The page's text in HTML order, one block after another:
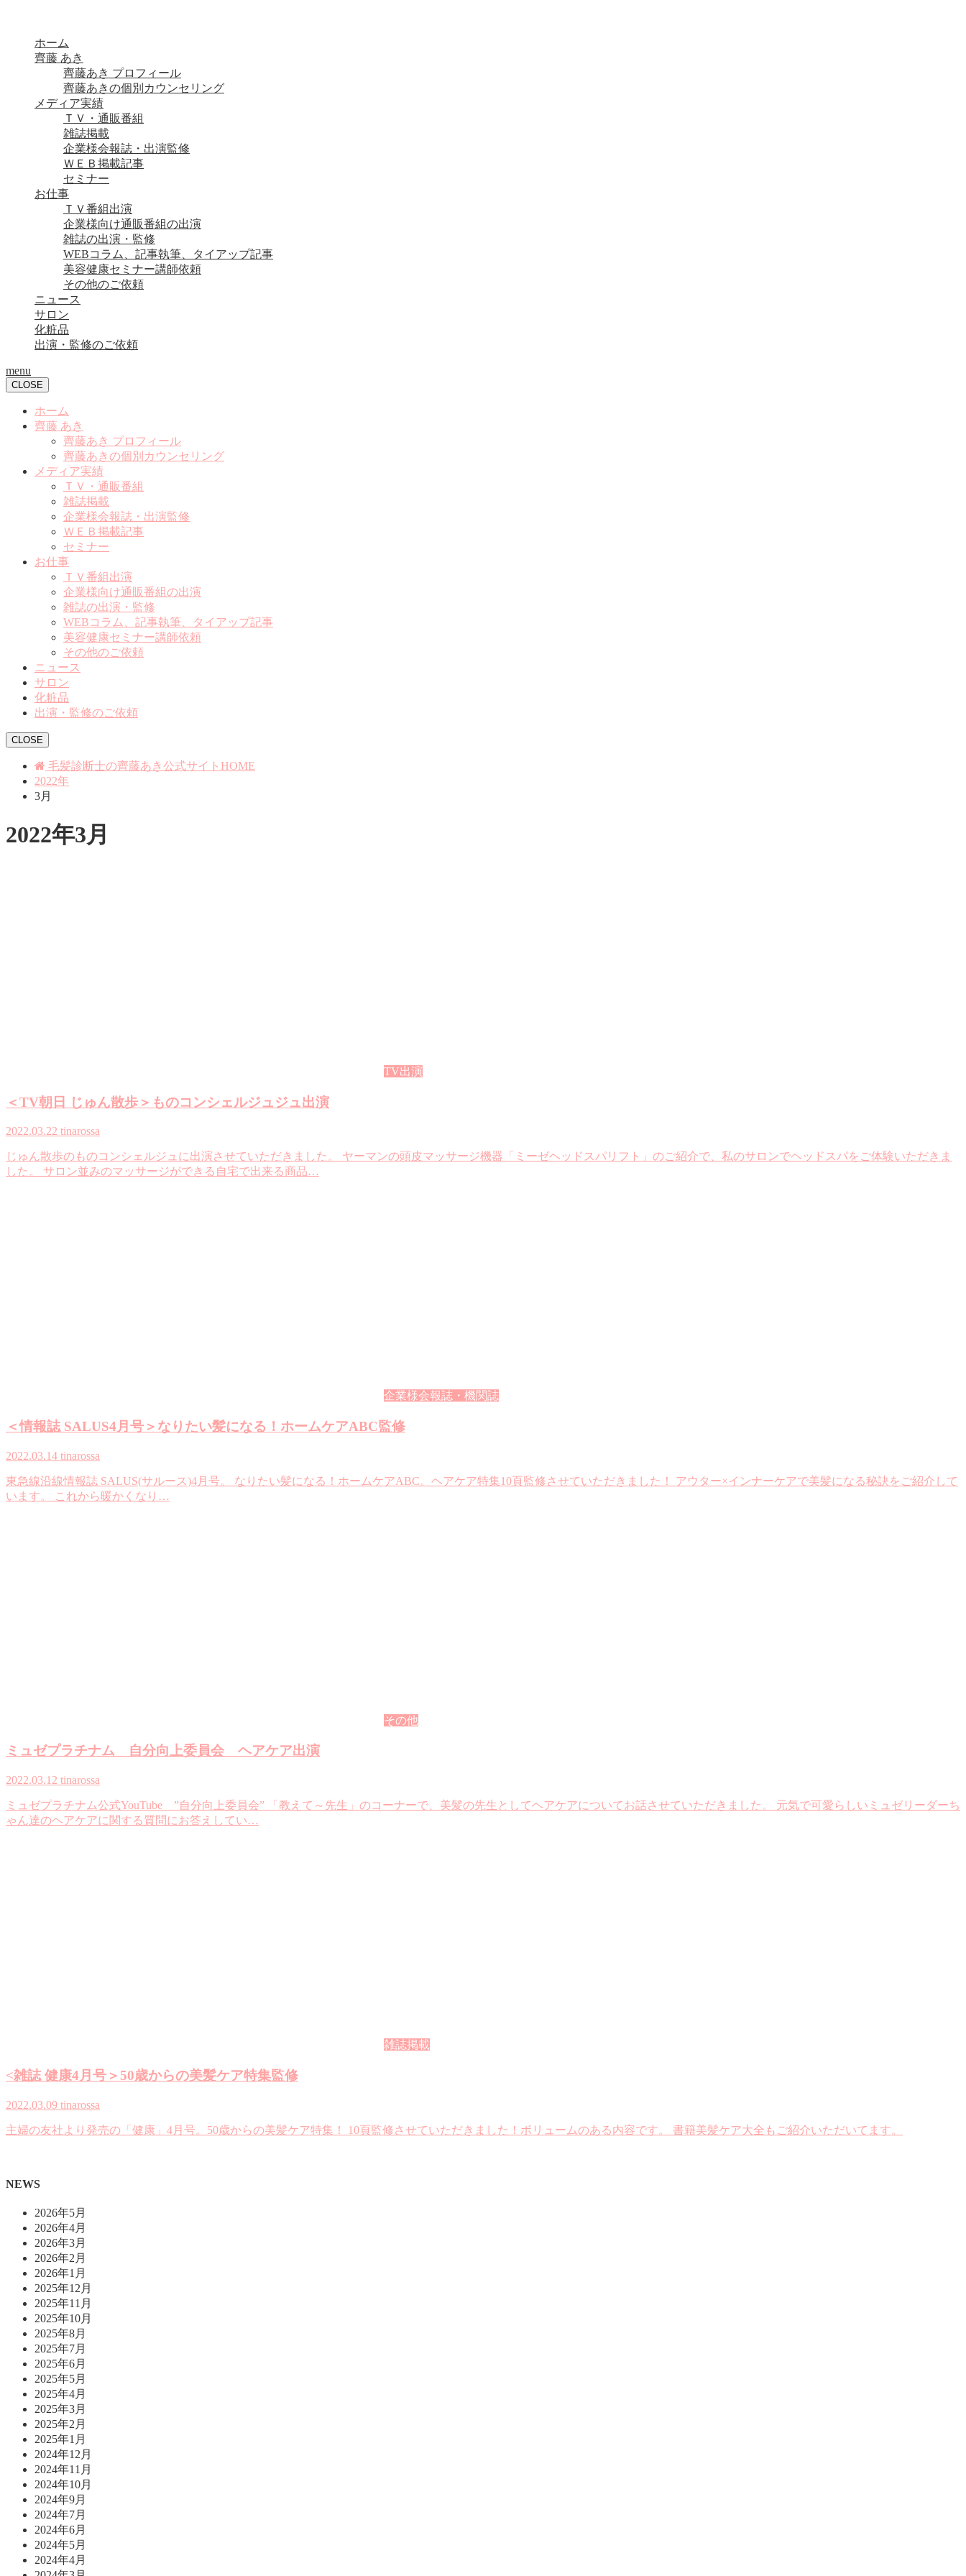
ホーム
齊藤 あき
齊藤あき プロフィール
齊藤あきの個別カウンセリング
メディア実績
ＴＶ・通販番組
雑誌掲載
企業様会報誌・出演監修
ＷＥＢ掲載記事
セミナー
お仕事
ＴＶ番組出演
企業様向け通販番組の出演
雑誌の出演・監修
WEBコラム、記事執筆、タイアップ記事
美容健康セミナー講師依頼
その他のご依頼
ニュース
サロン
化粧品
出演・監修のご依頼
menu
CLOSE
ホーム
齊藤 あき
齊藤あき プロフィール
齊藤あきの個別カウンセリング
メディア実績
ＴＶ・通販番組
雑誌掲載
企業様会報誌・出演監修
ＷＥＢ掲載記事
セミナー
お仕事
ＴＶ番組出演
企業様向け通販番組の出演
雑誌の出演・監修
WEBコラム、記事執筆、タイアップ記事
美容健康セミナー講師依頼
その他のご依頼
ニュース
サロン
化粧品
出演・監修のご依頼
CLOSE
毛髪診断士の齊藤あき公式サイトHOME
2022年
3月
2022年3月
TV出演
＜TV朝日 じゅん散歩＞ものコンシェルジュジュ出演
2022.03.22 tinarossa
じゅん散歩のものコンシェルジュに出演させていただきました。 ヤーマンの頭皮マッサージ機器「ミーゼヘッドスパリフト」のご紹介で、私のサロンでヘッドスパをご体験いただきま
した。 サロン並みのマッサージができる自宅で出来る商品…
企業様会報誌・機関誌
＜情報誌 SALUS4月号＞なりたい髪になる！ホームケアABC監修
2022.03.14 tinarossa
東急線沿線情報誌 SALUS(サルース)4月号。 なりたい髪になる！ホームケアABC。ヘアケア特集10頁監修させていただきました！ アウター×インナーケアで美髪になる秘訣をご紹介して
います。 これから暖かくなり…
その他
ミュゼプラチナム 自分向上委員会 ヘアケア出演
2022.03.12 tinarossa
ミュゼプラチナム公式YouTube ”自分向上委員会” 「教えて～先生」のコーナーで、美髪の先生としてヘアケアについてお話させていただきました。 元気で可愛らしいミュゼリーダーち
ゃん達のヘアケアに関する質問にお答えしてい…
雑誌掲載
<雑誌 健康4月号＞50歳からの美髪ケア特集監修
2022.03.09 tinarossa
主婦の友社より発売の「健康」4月号。50歳からの美髪ケア特集！ 10頁監修させていただきました！ボリュームのある内容です。 書籍美髪ケア大全もご紹介いただいてます。
NEWS
2026年5月
2026年4月
2026年3月
2026年2月
2026年1月
2025年12月
2025年11月
2025年10月
2025年8月
2025年7月
2025年6月
2025年5月
2025年4月
2025年3月
2025年2月
2025年1月
2024年12月
2024年11月
2024年10月
2024年9月
2024年7月
2024年6月
2024年5月
2024年4月